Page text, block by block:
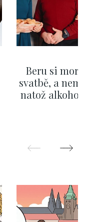
Beru si
svatbě, a
natož alkohol.